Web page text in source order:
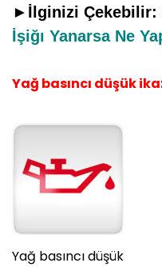
►İlginizi Çekebilir:
İşiğı Yanarsa Ne
Yağ basıncı düşük
Yağ basıncı düşük